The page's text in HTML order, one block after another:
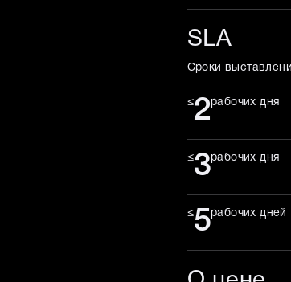
SLA
Сроки
≤2 рабочих дня
≤3рабочих дня
≤5рабочих дней